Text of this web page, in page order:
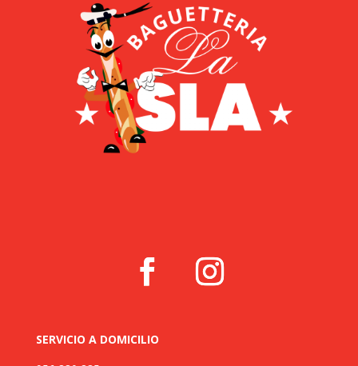
SERVICIO A DOMICILIO